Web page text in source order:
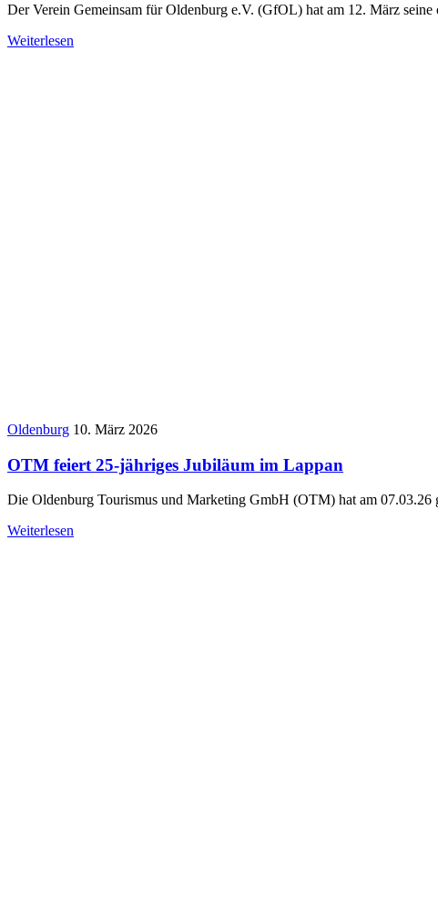
Der Verein Gemeinsam für Oldenburg e.V. (GfOL) hat am 12. März
Weiterlesen
Oldenburg 10. März 2026
OTM feiert 25-jähriges Jubiläum im Lappan
Die Oldenburg Tourismus und Marketing GmbH (OTM) hat am
Weiterlesen